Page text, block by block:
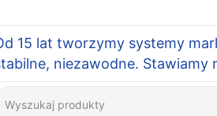
15 lat tworzymy systemy
niezawodne. Stawiamy